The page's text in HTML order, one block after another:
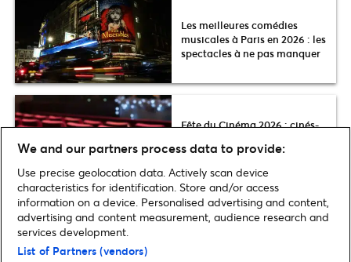
Les meilleures comédies
musicales à Paris en 2026 : les
spectacles à ne pas manquer
Fête du Cinéma 2026 : cinés-
vivre en live !
» » The Pussycat Dolls annoncent leur grand retour :
concert exceptionnel à Paris le 19 septembre 2026 à l’Accor Arena
We and our partners process data to provide:
Use precise geolocation data. Actively scan device
characteristics for identification. Store and/or access
information on a device. Personalised advertising and content,
advertising and content measurement, audience research and
services development.
List of Partners (vendors)